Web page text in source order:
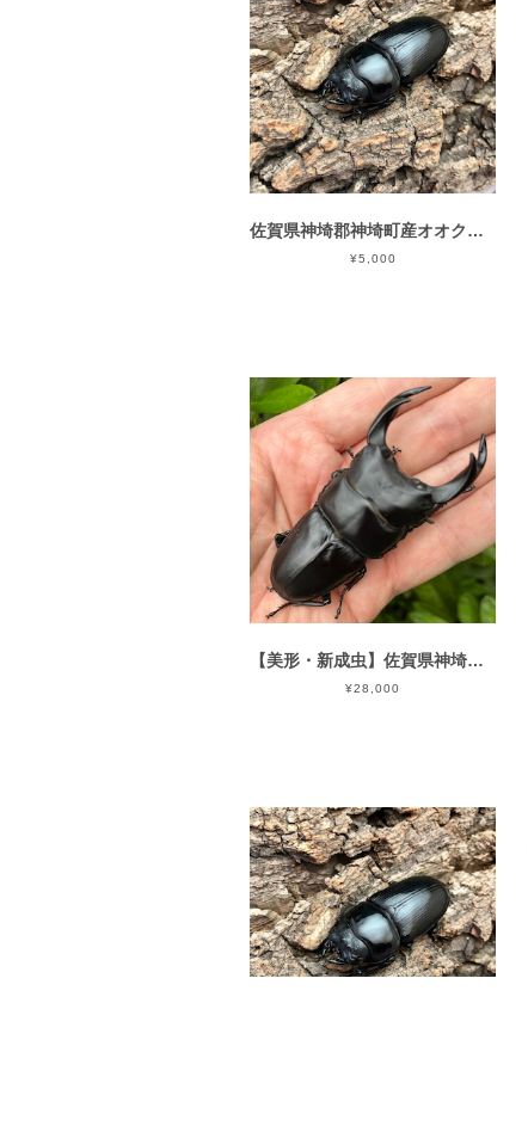
佐賀県神埼郡神埼町産オオクワガタ♀単品CBF1個体 ＃8151-001（50mm）
¥5,000
【美形・新成虫】佐賀県神埼郡神埼町産”オオクワガタペア（♂81mm） # 8052−301
¥28,000